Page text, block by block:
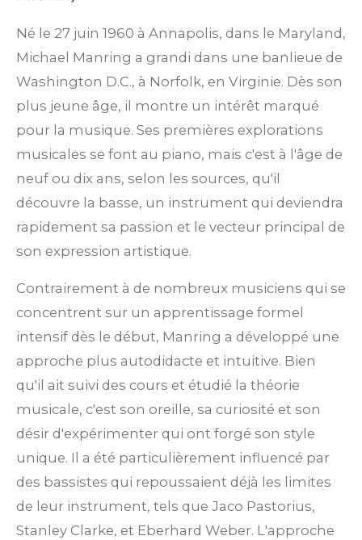
Né le 27 juin 1960 à Annapolis, dans le Maryland,
Michael Manring a grandi dans une banlieue de
Washington D.C., à Norfolk, en Virginie. Dès son
plus jeune âge, il montre un intérêt marqué
pour la musique. Ses premières explorations
musicales se font au piano, mais c'est à l'âge de
neuf ou dix ans, selon les sources, qu'il
découvre la basse, un instrument qui deviendra
rapidement sa passion et le vecteur principal de
son expression artistique.
Contrairement à de nombreux musiciens qui se
concentrent sur un apprentissage formel
intensif dès le début, Manring a développé une
approche plus autodidacte et intuitive. Bien
qu'il ait suivi des cours et étudié la théorie
musicale, c'est son oreille, sa curiosité et son
désir d'expérimenter qui ont forgé son style
unique. Il a été particulièrement influencé par
des bassistes qui repoussaient déjà les limites
de leur instrument, tels que Jaco Pastorius,
Stanley Clarke, et Eberhard Weber. L'approche